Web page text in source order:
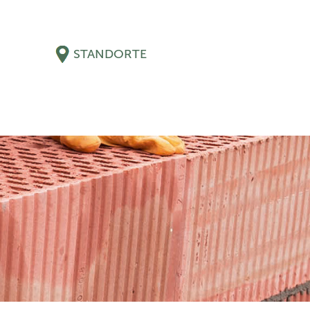
STANDORTE